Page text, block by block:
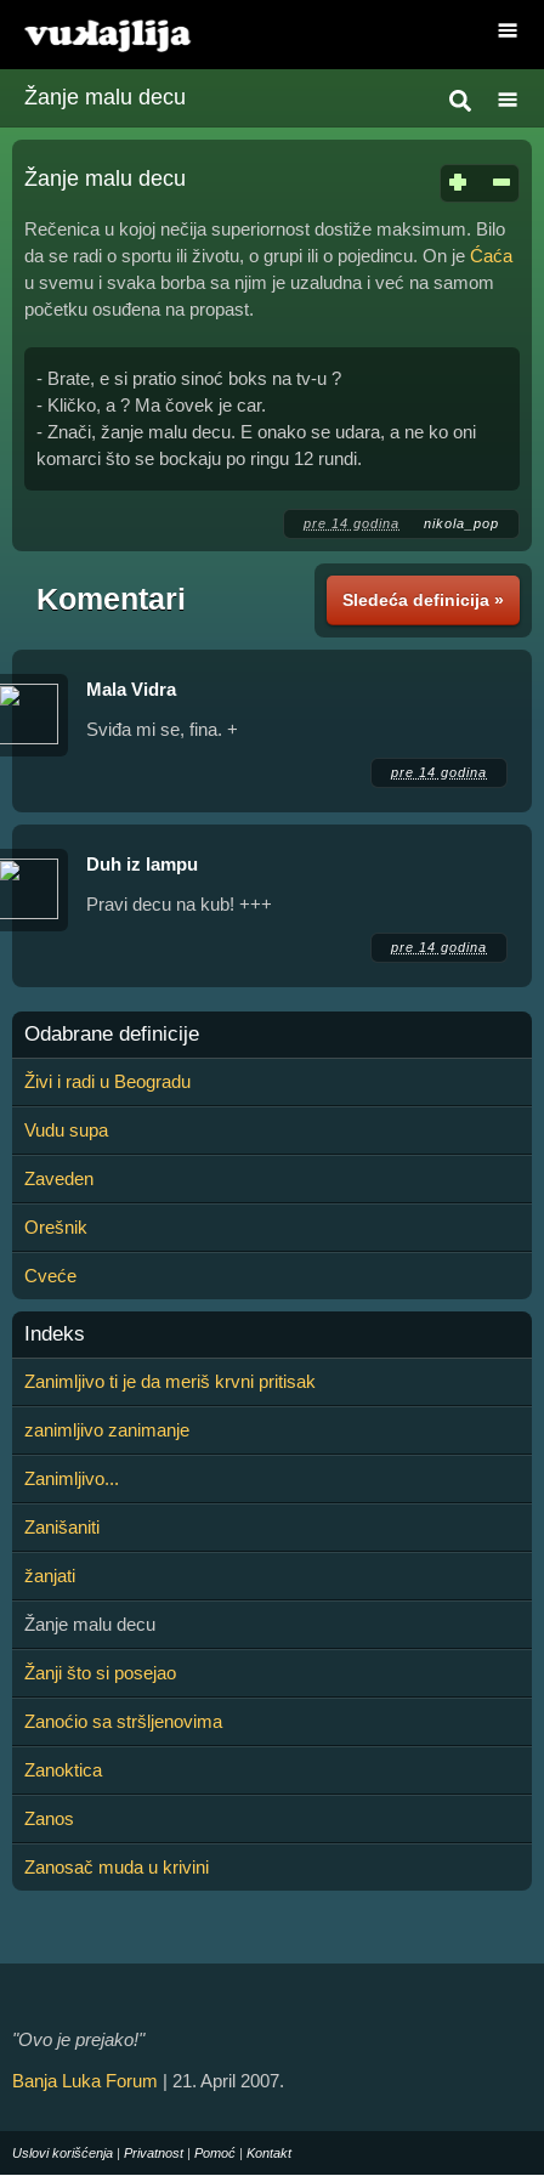
Žanje malu decu
Žanje malu decu
Rečenica u kojoj nečija superiornost dostiže maksimum. Bilo
da se radi o sportu ili životu, o grupi ili o pojedincu. On je Ćaća
u svemu i svaka borba sa njim je uzaludna i već na samom
početku osuđena na propast.
- Brate, e si pratio sinoć boks na tv-u ?
- Kličko, a ? Ma čovek je car.
- Znači, žanje malu decu. E onako se udara, a ne ko oni
komarci što se bockaju po ringu 12 rundi.
pre 14 godina nikola_pop
Sledeća definicija »
Komentari
Mala Vidra
Sviđa mi se, fina. +
pre 14 godina
Duh iz lampu
Pravi decu na kub! +++
pre 14 godina
Odabrane definicije
Živi i radi u Beogradu
Vudu supa
Zaveden
Orešnik
Cveće
Indeks
Zanimljivo ti je da meriš krvni pritisak
zanimljivo zanimanje
Zanimljivo...
Zanišaniti
žanjati
Žanje malu decu
Žanji što si posejao
Zanoćio sa stršljenovima
Zanoktica
Zanos
Zanosač muda u krivini
"Ovo je prejako!"
Banja Luka Forum | 21. April 2007.
Uslovi korišćenja | Privatnost| Pomoć | Kontakt